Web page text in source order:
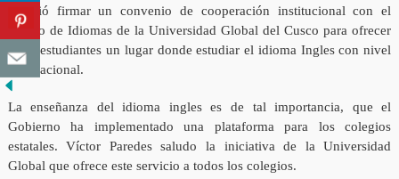
decidió firmar un convenio de cooperación institucional con el
Centro de Idiomas de la Universidad Global del Cusco para ofrecer
a sus estudiantes un lugar donde estudiar el idioma Ingles con nivel
internacional.
La enseñanza del idioma ingles es de tal importancia, que el
Gobierno ha implementado una plataforma para los colegios
estatales. Víctor Paredes saludo la iniciativa de la Universidad
Global que ofrece este servicio a todos los colegios.